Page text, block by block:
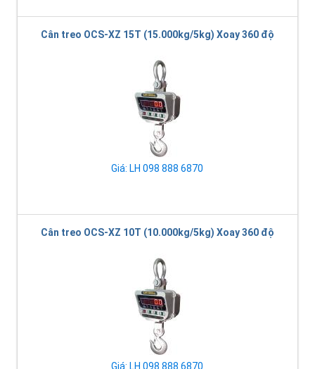
Cân treo OCS-XZ 15T (15.000kg/5kg) Xoay 360 độ
Giá: LH 098 888 6870
Cân treo OCS-XZ 10T (10.000kg/5kg) Xoay 360 độ
Giá: LH 098 888 6870